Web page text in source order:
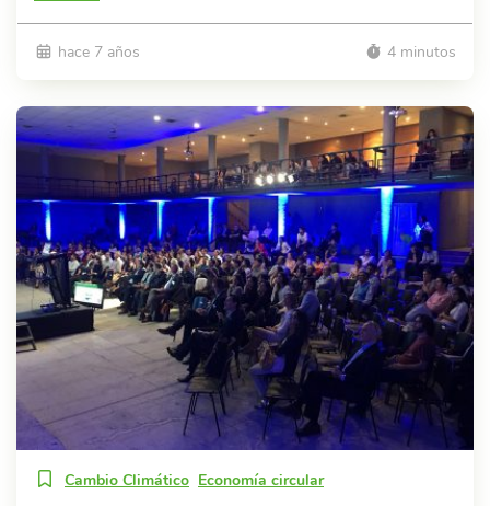
hace 7 años 4 minutos
Cambio Climático Economía circular